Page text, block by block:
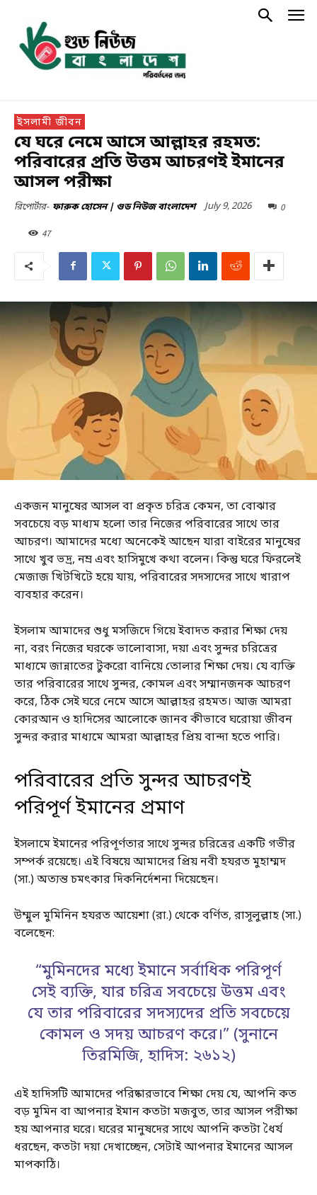
ইসলামী জীবন
যে ঘরে নেমে আসে আল্লাহর রহমত:
পরিবারের প্রতি উত্তম আচরণই ইমানের
আসল পরীক্ষা
রিপোর্টার- ফারুক হোসেন | গুড নিউজ বাংলাদেশ July 9, 2026 0
47
একজন মানুষের আসল বা প্রকৃত চরিত্র কেমন, তা বোঝার
সবচেয়ে বড় মাধ্যম হলো তার নিজের পরিবারের সাথে তার
আচরণ। আমাদের মধ্যে অনেকেই আছেন যারা বাইরের মানুষের
সাথে খুব ভদ্র, নম্র এবং হাসিমুখে কথা বলেন। কিন্তু ঘরে ফিরলেই
মেজাজ খিটখিটে হয়ে যায়, পরিবারের সদস্যদের সাথে খারাপ
ব্যবহার করেন।
ইসলাম আমাদের শুধু মসজিদে গিয়ে ইবাদত করার শিক্ষা দেয়
না, বরং নিজের ঘরকে ভালোবাসা, দয়া এবং সুন্দর চরিত্রের
মাধ্যমে জান্নাতের টুকরো বানিয়ে তোলার শিক্ষা দেয়। যে ব্যক্তি
তার পরিবারের সাথে সুন্দর, কোমল এবং সম্মানজনক আচরণ
করে, ঠিক সেই ঘরে নেমে আসে আল্লাহর রহমত। আজ আমরা
কোরআন ও হাদিসের আলোকে জানব কীভাবে ঘরোয়া জীবন
সুন্দর করার মাধ্যমে আমরা আল্লাহর প্রিয় বান্দা হতে পারি।
পরিবারের প্রতি সুন্দর আচরণই
পরিপূর্ণ ইমানের প্রমাণ
ইসলামে ইমানের পরিপূর্ণতার সাথে সুন্দর চরিত্রের একটি গভীর
সম্পর্ক রয়েছে। এই বিষয়ে আমাদের প্রিয় নবী হযরত মুহাম্মদ
(সা.) অত্যন্ত চমৎকার দিকনির্দেশনা দিয়েছেন।
উম্মুল মুমিনিন হযরত আয়েশা (রা.) থেকে বর্ণিত, রাসূলুল্লাহ (সা.)
বলেছেন:
“মুমিনদের মধ্যে ইমানে সর্বাধিক পরিপূর্ণ
সেই ব্যক্তি, যার চরিত্র সবচেয়ে উত্তম এবং
যে তার পরিবারের সদস্যদের প্রতি সবচেয়ে
কোমল ও সদয় আচরণ করে।” (সুনানে
তিরমিজি, হাদিস: ২৬১২)
এই হাদিসটি আমাদের পরিষ্কারভাবে শিক্ষা দেয় যে, আপনি কত
বড় মুমিন বা আপনার ইমান কতটা মজবুত, তার আসল পরীক্ষা
হয় আপনার ঘরে। ঘরের মানুষদের সাথে আপনি কতটা ধৈর্য
ধরছেন, কতটা দয়া দেখাচ্ছেন, সেটাই আপনার ইমানের আসল
মাপকাঠি।